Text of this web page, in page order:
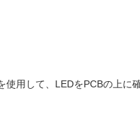
用して、LEDをPCBの上に